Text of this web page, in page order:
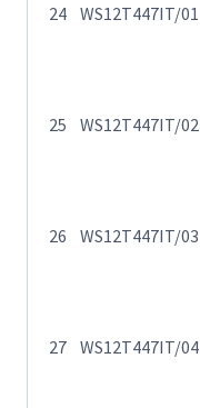
24 WS12T447IT/01
25 WS12T447IT/02
26 WS12T447IT/03
27 WS12T447IT/04